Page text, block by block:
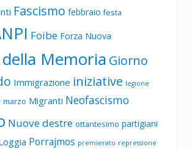
Fascismo febbraio festa
Foibe Forza Nuova
Memoria Giorno
Immigrazione iniziative legione
marzo Migranti Neofascismo
Nuove destre ottantesimo partigiani
Porrajmos premierato repressione